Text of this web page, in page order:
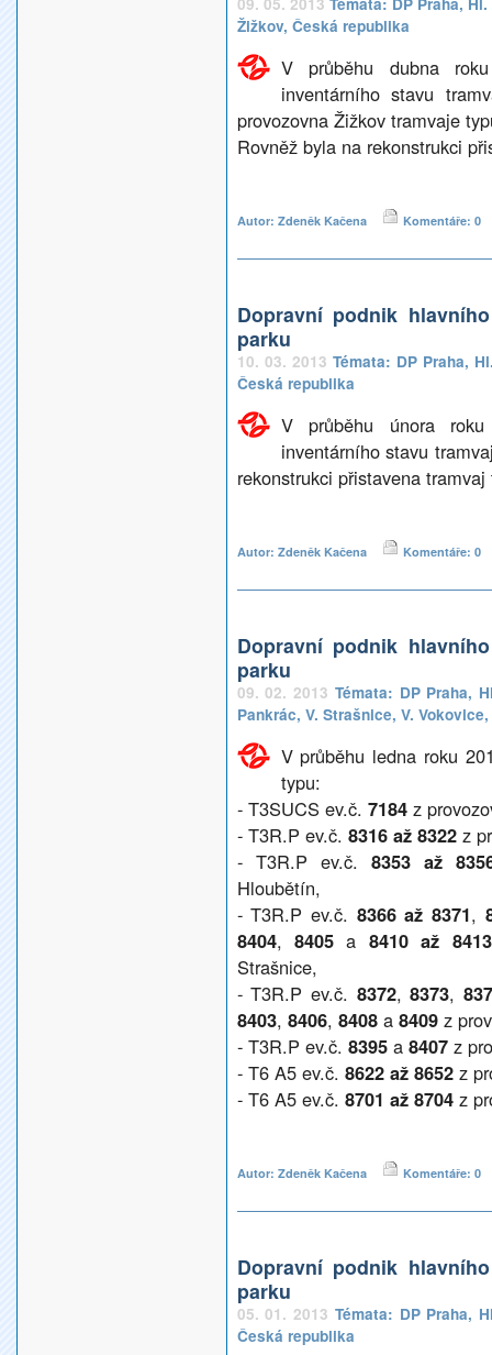
Žižkov, Česká republika
V průběhu dubna
inventárního stavu
provozovna Žižkov tramvaje
Rovněž byla na rekonstrukci
Autor: Zdeněk Kačena Komentáře: 0
Dopravní podnik
parku
10. 03. 2013 Témata: DP Praha,
Česká republika
V průběhu února
inventárního stavu
rekonstrukci přistavena
Autor: Zdeněk Kačena Komentáře: 0
Dopravní podnik
parku
09. 02. 2013 Témata: DP Praha,
Pankrác, V. Strašnice, V. Vokovice,
V průběhu ledna roku
typu:
- T3SUCS ev.č. 7184z
- T3R.P ev.č. 8316 až 8322z
- T3R.P ev.č. 8353 až
Hloubětín,
- T3R.P ev.č. 8366 až 8371,
8404, 8405a 8410 až
Strašnice,
- T3R.P ev.č. 8372,8373,
8403, 8406, 8408a 8409z
- T3R.P ev.č. 8395 a8407z
- T6 A5 ev.č. 8622 až 8652 z
- T6 A5 ev.č. 8701 až 8704 z
Autor: Zdeněk Kačena Komentáře: 0
Dopravní podnik
parku
05. 01. 2013 Témata: DP Praha,
Česká republika